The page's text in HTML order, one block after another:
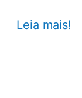
Adrenalina
Leia mais!